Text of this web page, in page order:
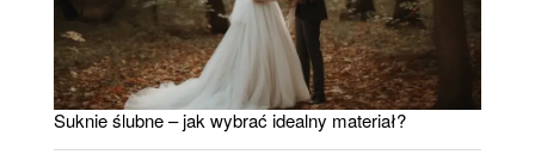
Suknie ślubne – jak wybrać idealny materiał?